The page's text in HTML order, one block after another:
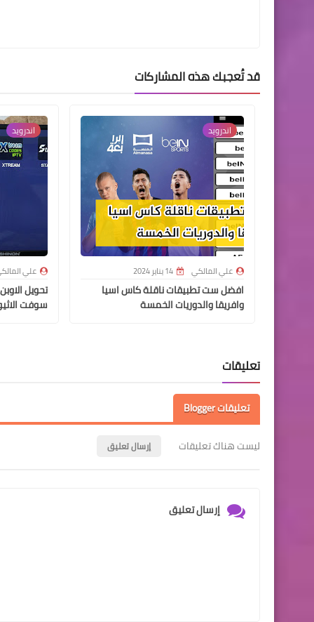
قد تُعجبك هذه المشاركات
اندرويد
علي المالكي 14 يناير 2024
افضل ست تطبيقات ناقلة كاس اسيا
وافريقا والدوريات الخمسة
اندرويد
علي
‏سوفت
تعليقات
تعليقات Blogger
ليست هناك تعليقات إرسال تعليق
إرسال تعليق